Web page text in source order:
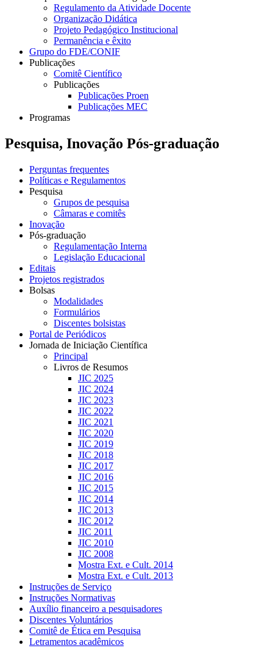
Regulamento da Atividade Docente
Organização Didática
Projeto Pedagógico Institucional
Permanência e êxito
Grupo do FDE/CONIF
Publicações
Comitê Científico
Publicações
Publicações Proen
Publicações MEC
Programas
Pesquisa, Inovação Pós-graduação
Perguntas frequentes
Políticas e Regulamentos
Pesquisa
Grupos de pesquisa
Câmaras e comitês
Inovação
Pós-graduação
Regulamentação Interna
Legislação Educacional
Editais
Projetos registrados
Bolsas
Modalidades
Formulários
Discentes bolsistas
Portal de Periódicos
Jornada de Iniciação Científica
Principal
Livros de Resumos
JIC 2025
JIC 2024
JIC 2023
JIC 2022
JIC 2021
JIC 2020
JIC 2019
JIC 2018
JIC 2017
JIC 2016
JIC 2015
JIC 2014
JIC 2013
JIC 2012
JIC 2011
JIC 2010
JIC 2008
Mostra Ext. e Cult. 2014
Mostra Ext. e Cult. 2013
Instruções de Serviço
Instruções Normativas
Auxílio financeiro a pesquisadores
Discentes Voluntários
Comitê de Ética em Pesquisa
Letramentos acadêmicos